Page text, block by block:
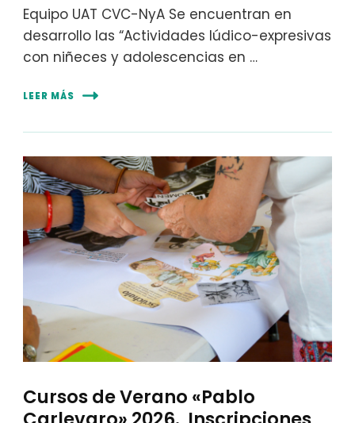
Equipo UAT CVC-NyA Se encuentran en
desarrollo las “Actividades lúdico-expresivas
con niñeces y adolescencias en …
LEER MÁS
Cursos de Verano «Pablo